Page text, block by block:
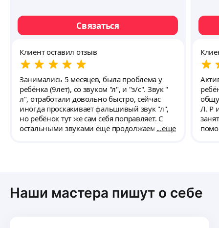
Связаться
Клиент оставил отзыв
Занимались 5 месяцев, была проблема у
ребёнка (9лет), со звуком "л", и "з/с". Звук "
л", отработали довольно быстро, сейчас
иногда проскакивает фальшивый звук "л",
но ребёнок тут же сам себя поправляет. С
остальными звуками ещё продолжаем
сразу курсом вперёд на 10 занятий, чтоб
ещё
Л. Р
Наши мастера пишут о себе